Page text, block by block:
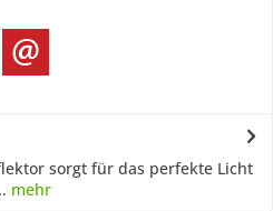
sorgt für das perfekte Licht
mehr